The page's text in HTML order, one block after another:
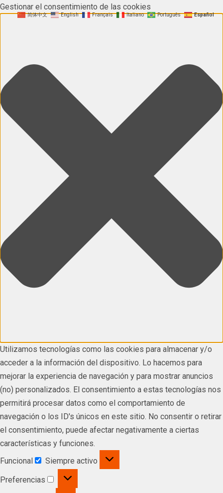
Gestionar el consentimiento de las cookies
Utilizamos tecnologías como las cookies para almacenar y/o
acceder a la información del dispositivo. Lo hacemos para
mejorar la experiencia de navegación y para mostrar anuncios
(no) personalizados. El consentimiento a estas tecnologías nos
permitirá procesar datos como el comportamiento de
navegación o los ID's únicos en este sitio. No consentir o retirar
el consentimiento, puede afectar negativamente a ciertas
características y funciones.
Funcional
Siempre activo
Preferencias
简体中文 English Français Italiano Português Español